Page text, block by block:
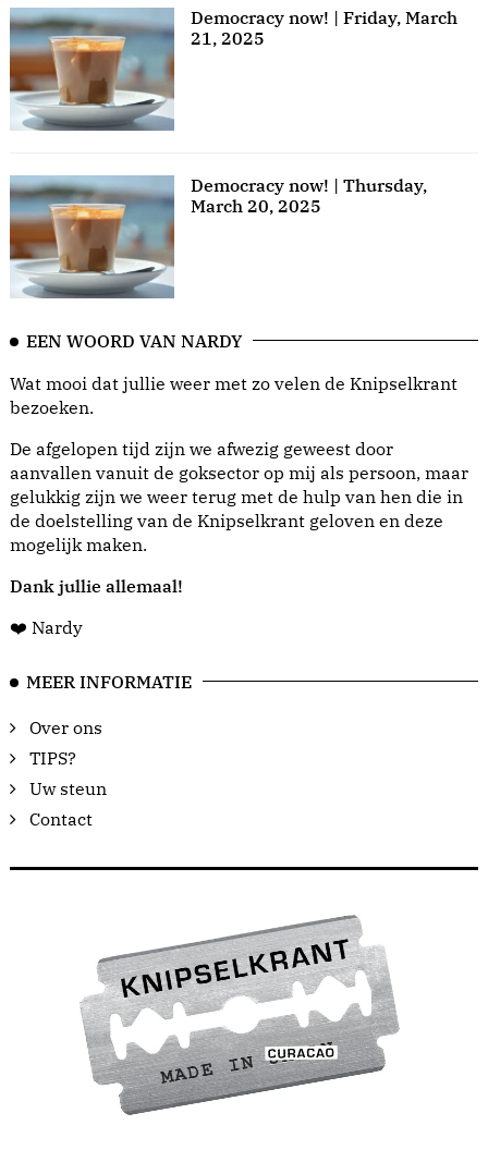
Democracy now! | Friday, March
21, 2025
Democracy now! | Thursday,
March 20, 2025
EEN WOORD VAN NARDY
Wat mooi dat jullie weer met zo velen de Knipselkrant
bezoeken.
De afgelopen tijd zijn we afwezig geweest door
aanvallen vanuit de goksector op mij als persoon, maar
gelukkig zijn we weer terug met de hulp van hen die in
de doelstelling van de Knipselkrant geloven en deze
mogelijk maken.
Dank jullie allemaal!
❤️ Nardy
MEER INFORMATIE
Over ons
TIPS?
Uw steun
Contact